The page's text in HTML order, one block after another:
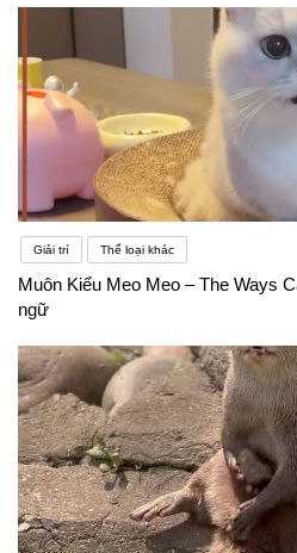
Giải trí Thể loại khác
Muôn Kiểu Meo Meo – The Ways
ngữ